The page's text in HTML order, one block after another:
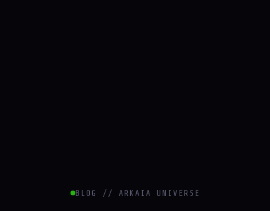
BLOG // ARKAIA UNIVERSE